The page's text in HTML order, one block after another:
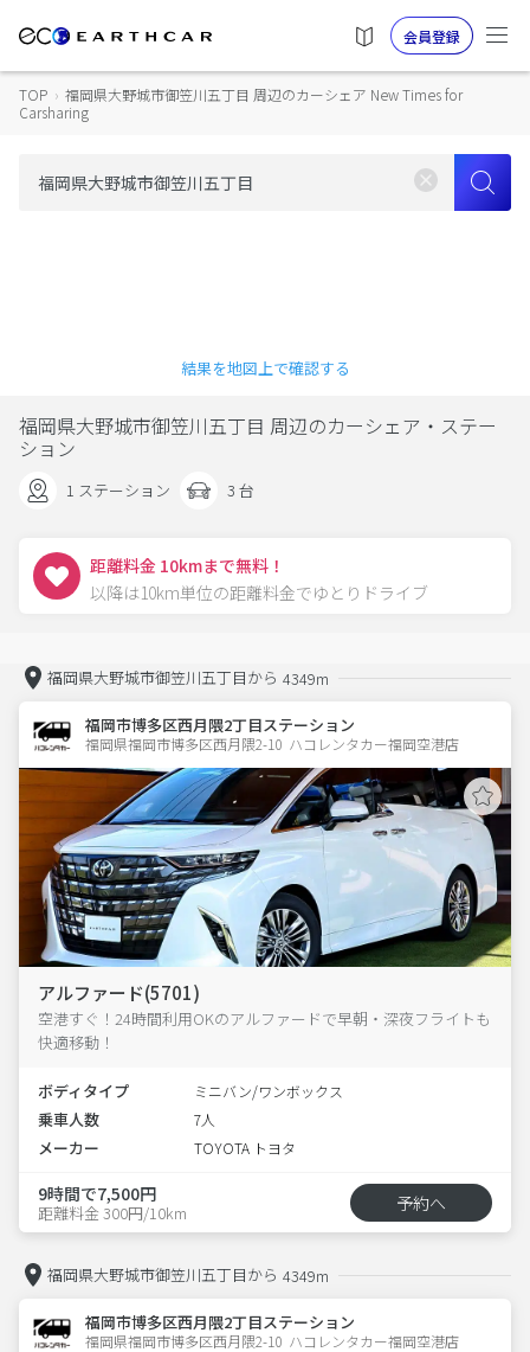
会員登録
TOP › 福岡県大野城市御笠川五丁目 周辺のカーシェア New Times for
Carsharing
結果を地図上で確認する
福岡県大野城市御笠川五丁目 周辺のカーシェア・ステー
ション
1 ステーション 3 台
距離料金 10kmまで無料！
以降は10km単位の距離料金でゆとりドライブ
福岡県大野城市御笠川五丁目から 4349m
福岡市博多区西月隈2丁目ステーション
福岡県福岡市博多区西月隈2-10  ハコレンタカー福岡空港店
アルファード(5701)
空港すぐ！24時間利用OKのアルファードで早朝・深夜フライトも
快適移動！
ボディタイプ ミニバン/ワンボックス
乗車人数 7人
メーカー TOYOTA トヨタ
9時間で7,500円
距離料金 300円/10km 予約へ
福岡県大野城市御笠川五丁目から 4349m
福岡市博多区西月隈2丁目ステーション
福岡県福岡市博多区西月隈2-10  ハコレンタカー福岡空港店